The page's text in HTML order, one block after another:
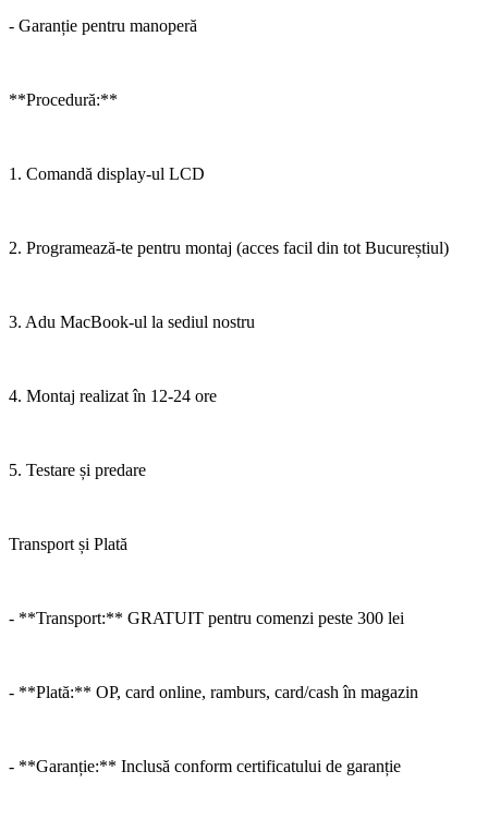
- Garanție pentru manoperă
**Procedură:**
1. Comandă display-ul LCD
2. Programează-te pentru montaj (acces facil din tot Bucureștiul)
3. Adu MacBook-ul la sediul nostru
4. Montaj realizat în 12-24 ore
5. Testare și predare
Transport și Plată
- **Transport:** GRATUIT pentru comenzi peste 300 lei
- **Plată:** OP, card online, ramburs, card/cash în magazin
- **Garanție:** Inclusă conform certificatului de garanție